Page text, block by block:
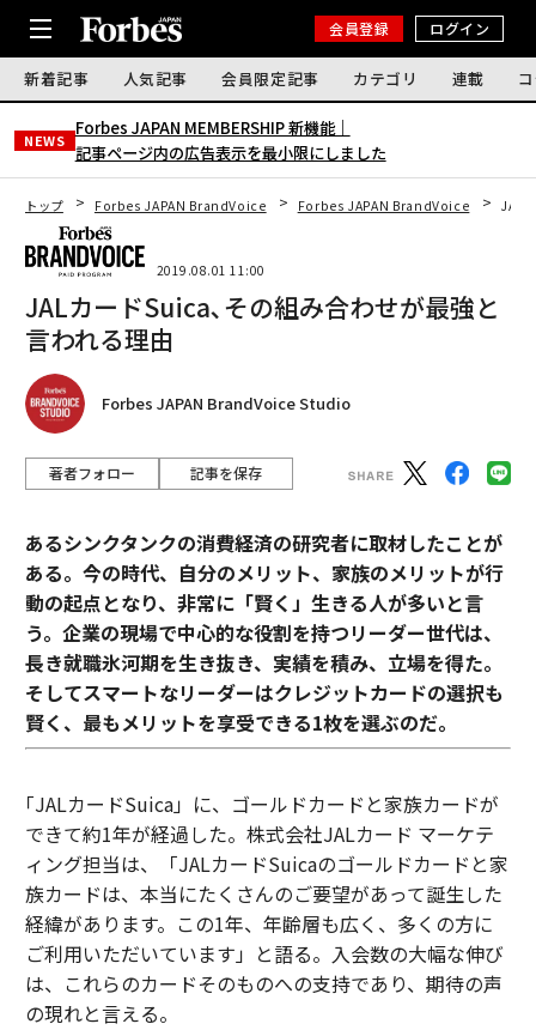
会員登録 ログイン
新着記事 人気記事 会員限定記事 カテゴリ 連載
NEWS
Forbes JAPAN MEMBERSHIP 新機能｜
記事ページ内の広告表示を最小限にしました
トップ Forbes JAPAN BrandVoice Forbes JAPAN BrandVoice JAL
2019.08.01 11:00
JALカードSuica､その組み合わせが最強と
言われる理由
Forbes JAPAN BrandVoice Studio
著者フォロー 記事を保存
あるシンクタンクの消費経済の研究者に取材したことが
ある。今の時代、自分のメリット、家族のメリットが行
動の起点となり、非常に「賢く」生きる人が多いと言
う。企業の現場で中心的な役割を持つリーダー世代は、
長き就職氷河期を生き抜き、実績を積み、立場を得た。
そしてスマートなリーダーはクレジットカードの選択も
賢く、最もメリットを享受できる1枚を選ぶのだ。
｢JALカードSuica」に、ゴールドカードと家族カードが
できて約1年が経過した。株式会社JALカード マーケテ
ィング担当は、「JALカードSuicaのゴールドカードと家
族カードは、本当にたくさんのご要望があって誕生した
経緯があります。この1年、年齢層も広く、多くの方に
ご利用いただいています」と語る。入会数の大幅な伸び
は、これらのカードそのものへの支持であり、期待の声
の現れと言える。